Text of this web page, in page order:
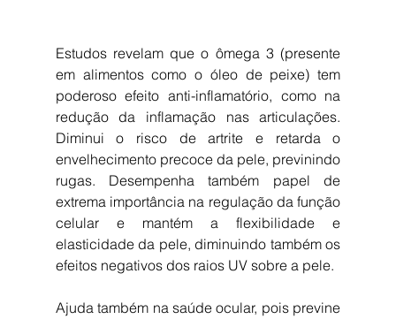
Estudos revelam que o ômega 3 (presente
em alimentos como o óleo de peixe) tem
poderoso efeito anti-inflamatório, como na
redução da inflamação nas articulações.
Diminui o risco de artrite e retarda o
envelhecimento precoce da pele, previnindo
rugas. Desempenha também papel de
extrema importância na regulação da função
celular e mantém a flexibilidade e
elasticidade da pele, diminuindo também os
efeitos negativos dos raios UV sobre a pele.
Ajuda também na saúde ocular, pois previne